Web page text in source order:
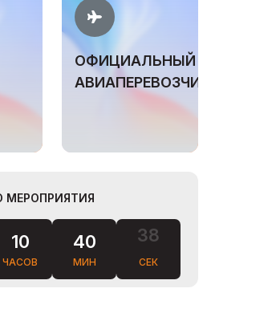
ОФИЦИАЛЬНЫЙ
АВИАПЕРЕВОЗЧИК
МЕРОПРИЯТИЯ
10
ЧАСОВ
40
МИН
37
СЕК